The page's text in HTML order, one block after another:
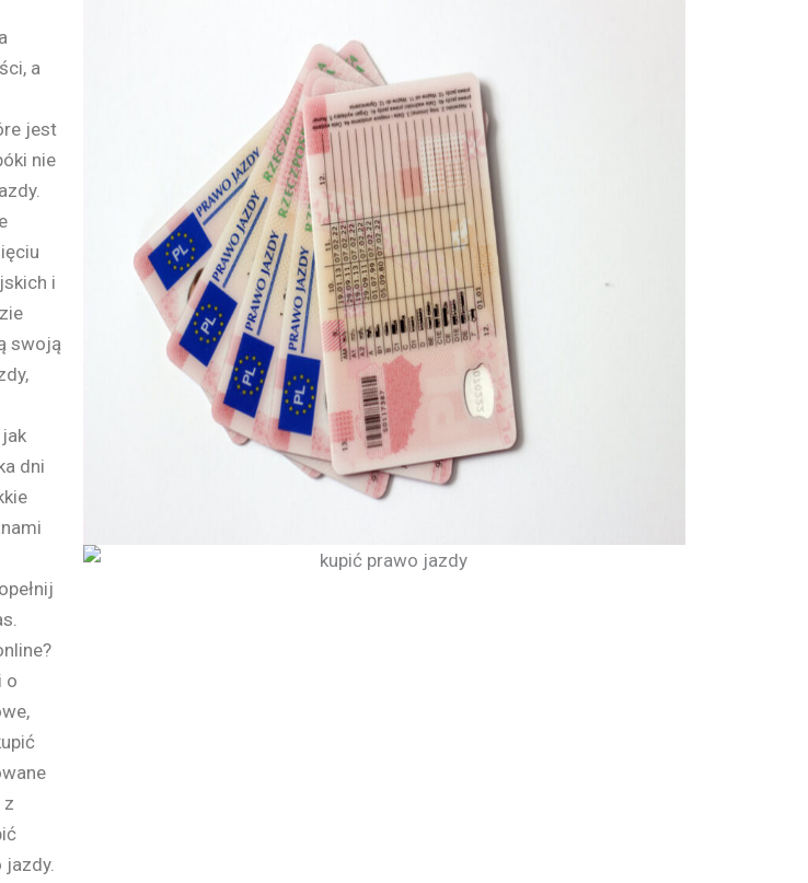
a
jest
nie
i
swoją
dni
o
z
jazdy.